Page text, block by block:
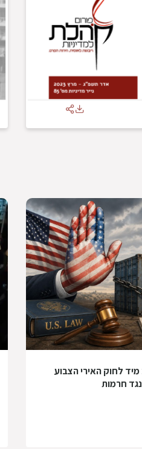
לחוק האירי הצבוע
חרמות